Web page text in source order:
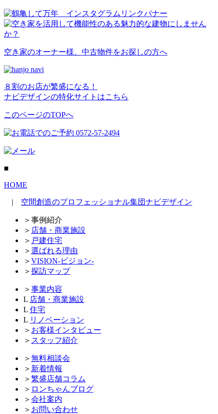
空き家のオーナー様、中古物件をお探しの方へ
８割のお店が繁盛になる！
ナビデザインの特化サイトはこちら
このページのTOPへ
■
HOME
| 空間創造のプロフェッショナル集団ナビデザイン
＞ 事例紹介
＞ 店舗・商業施設
＞ 戸建住宅
＞ 選ばれる理由
＞ VISION-ビジョン-
＞ 探訪マップ
＞ 事業内容
L 店舗・商業施設
L 住宅
L リノベーション
＞ お客様インタビュー
＞ スタッフ紹介
＞ 無料相談会
＞ 新着情報
＞ 繁盛店舗コラム
＞ ロンちゃんブログ
＞ 会社案内
＞ お問い合わせ